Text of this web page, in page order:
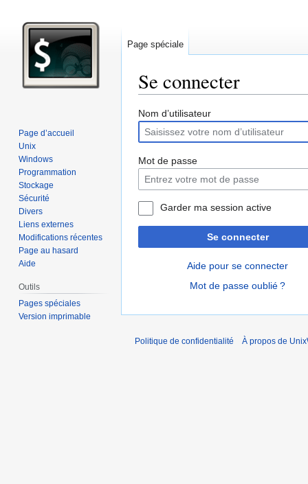
Se connecter
Aller
la
navigation
Aller
la
recherche
Nom d’utilisateur
Mot de passe
Garder ma session active
Se connecter
Aide pour se connecter
Mot de passe oublié ?
Page spéciale
Page d’accueil
Unix
Windows
Programmation
Stockage
Sécurité
Divers
Liens externes
Modifications récentes
Page au hasard
Aide
Outils
Pages spéciales
Version imprimable
Politique de confidentialité À propos de